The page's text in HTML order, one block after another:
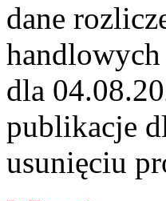
dane
handlowych
dla
publikacje
usunięciu